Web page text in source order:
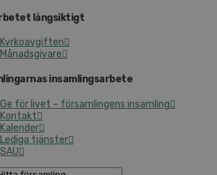
långsiktigt
Kyrkoavgiften
Månadsgivare
insamlingsarbete
Ge för livet – församlingens insamling
Kontakt
Kalender
Lediga tjänster
SAU